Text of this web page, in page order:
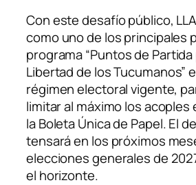
Con este desafío público,
como uno de los principales
programa “Puntos de Partida
Libertad de los Tucumanos”
régimen electoral vigente,
limitar al máximo los
la Boleta Única de Papel. El
tensará en los próximos
elecciones generales de
el horizonte.